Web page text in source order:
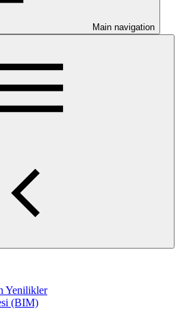
Main navigation
Yenilikler
(BIM)